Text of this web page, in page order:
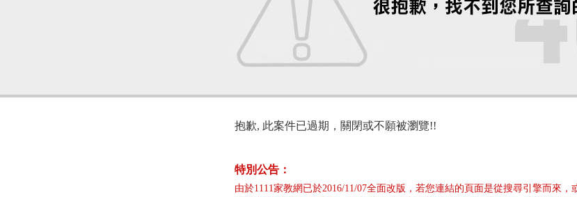
抱歉, 此案件已過期，關閉或不願被瀏覽!!
特別公告：
由於1111家教網已於2016/11/07全面改版，若您連結的頁面是從搜尋引擎而來，